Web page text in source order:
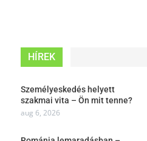
HÍREK
Személyeskedés helyett
szakmai vita – Ön mit tenne?
aug 6, 2026